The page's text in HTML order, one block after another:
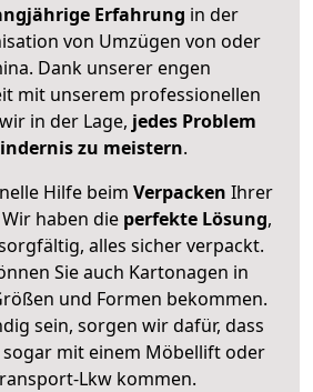
Erfahrung in der
von Umzügen von oder
Dank unserer engen
mit unserem professionellen
in der Lage, jedes Problem
zu meistern.
Hilfe beim Verpacken Ihrer
Wir haben die perfekte Lösung,
alles sicher verpackt.
Sie auch Kartonagen in
und Formen bekommen.
sein, sorgen wir dafür, dass
mit einem Möbellift oder
Lkw kommen.